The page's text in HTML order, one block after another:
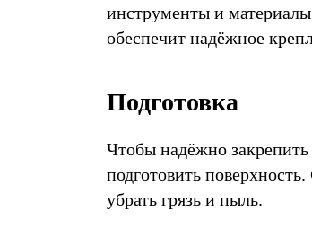
инструменты и
обеспечит надёжное
Подготовка
Чтобы надёжно
подготовить
убрать грязь и пыль.